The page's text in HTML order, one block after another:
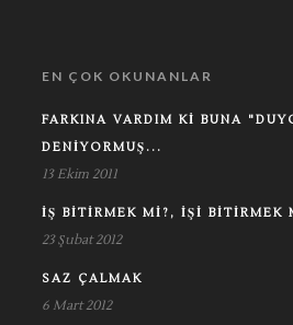
EN ÇOK OKUNANLAR
FARKINA VARDIM KI BUNA
DENIYORMUŞ...
13 Ekim 2011
İŞ BITIRMEK MI?, İŞI BITIRMEK
23 Şubat 2012
SAZ ÇALMAK
6 Mart 2012